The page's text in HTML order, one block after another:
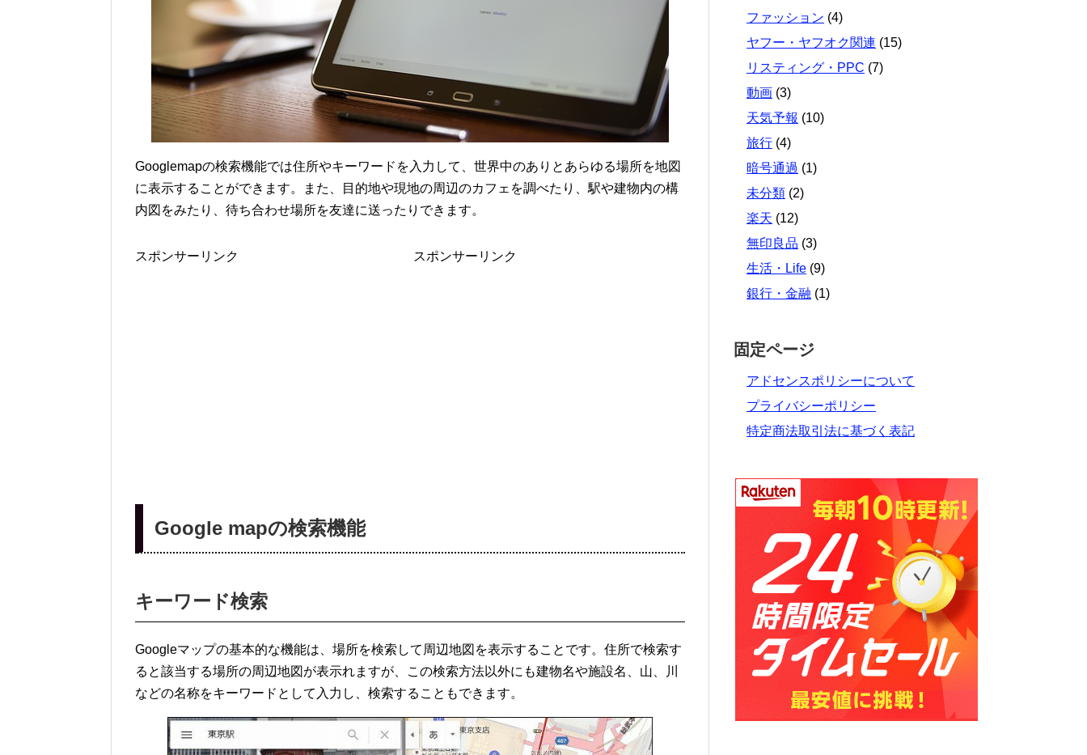
Googlemapの検索機能では住所やキーワードを入力して、世界中のありとあらゆる場所を地図
に表示することができます。また、目的地や現地の周辺のカフェを調べたり、駅や建物内の構
内図をみたり、待ち合わせ場所を友達に送ったりできます。
スポンサーリンク スポンサーリンク
Google mapの検索機能
キーワード検索
Googleマップの基本的な機能は、場所を検索して周辺地図を表示することです。住所で検索す
ると該当する場所の周辺地図が表示れますが、この検索方法以外にも建物名や施設名、山、川
などの名称をキーワードとして入力し、検索することもできます。
ファッション (4)
ヤフー・ヤフオク関連 (15)
リスティング・PPC (7)
動画 (3)
天気予報 (10)
旅行 (4)
暗号通過 (1)
未分類 (2)
楽天 (12)
無印良品 (3)
生活・Life (9)
銀行・金融 (1)
固定ページ
アドセンスポリシーについて
プライバシーポリシー
特定商法取引法に基づく表記